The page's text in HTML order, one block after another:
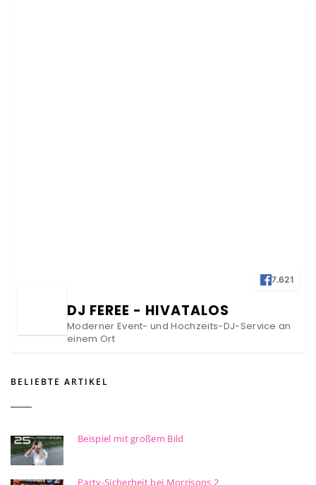
7.621
DJ FEREE - HIVATALOS
Moderner Event- und Hochzeits-DJ-Service an
einem Ort
BELIEBTE ARTIKEL
Beispiel mit großem Bild
Party-Sicherheit bei Morrisons 2